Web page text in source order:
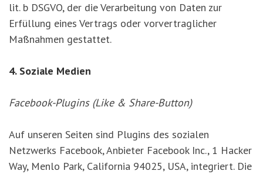
lit. b DSGVO, der die Verarbeitung von Daten zur
Erfüllung eines Vertrags oder vorvertraglicher
Maßnahmen gestattet.
4. Soziale Medien
Facebook-Plugins (Like & Share-Button)
Auf unseren Seiten sind Plugins des sozialen
Netzwerks Facebook, Anbieter Facebook Inc., 1 Hacker
Way, Menlo Park, California 94025, USA, integriert. Die